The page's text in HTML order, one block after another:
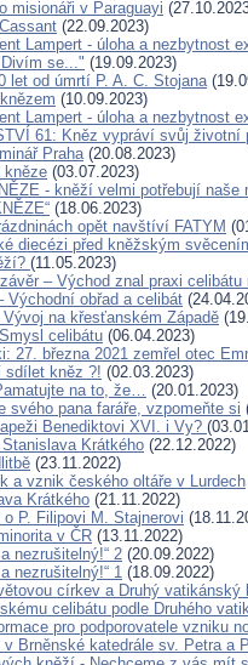
misionáři v Paraguayi
(22.09.2023)
Lampert - úloha a nezbytnost
se..." (19.09.2023)
let od úmrtí P. A. C. Stojana
(10.09.2023)
Lampert - úloha a nezbytnost
61: Kněz vypráví svůj životní
Praha(20.08.2023)
kněze (03.07.2023)
- kněží velmi potřebují naše
(18.06.2023)
opět navštíví FATYM
diecézi před kněžským
(11.05.2023)
– Východ znal praxi celibátu
Východní obřad a celibát
na křesťanském Západě
celibátu (06.04.2023)
27. března 2021 zemřel otec
sdílet kněz ?! (02.03.2023)
na to, že… (20.01.2023)
svého pana faráře, vzpomeňte si
Benediktovi XVI. i Vy?
Krátkého (22.12.2022)
(23.11.2022)
a vznik českého oltáře v Lurdech
Krátkého (21.11.2022)
P. Filipovi M. Stajnerovi
v ČR (13.11.2022)
nezrušitelný!“ 2 (20.09.2022)
nezrušitelný!“ 1 (18.09.2022)
církev a Druhý vatikánský
celibátu podle Druhého
pro podporovatele vzniku
Brněnské katedrále sv. Petra a